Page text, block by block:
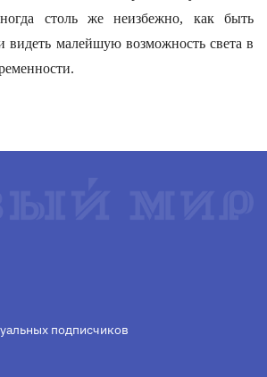
столь же неизбежно, как быть
малейшую возможность света в
подписчиков